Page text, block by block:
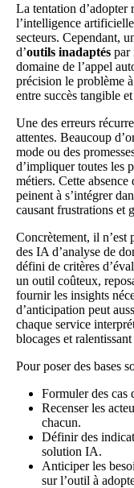
La tentation d’adopter
l’intelligence
secteurs. Cependant,
d’outils inadaptés par
domaine de l’appel
précision le problème
entre succès tangible
Une des erreurs
attentes. Beaucoup
mode ou des
d’impliquer toutes les
métiers. Cette
peinent à s’intégrer
causant frustrations et
Concrètement, il n’est
des IA d’analyse de
défini de critères
un outil coûteux,
fournir les insights
d’anticipation peut
chaque service
blocages et
Pour poser des bases
Formuler des cas
Recenser les
chacun.
Définir des
solution IA.
Anticiper les
sur l’outil à